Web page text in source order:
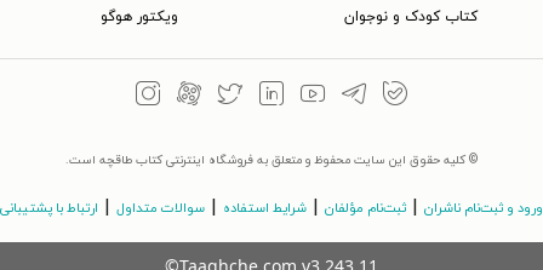
کتاب کودک و نوجوان
ویکتور هوگو
© کلیه حقوق این سایت محفوظ و متعلق به فروشگاه اینترنتی کتاب طاقچه است.
ورود و ثبت‌نام ناشران | ثبت‌نام مؤلفان | شرایط استفاده | سوالات متداول | ارتباط با پشتیبانی